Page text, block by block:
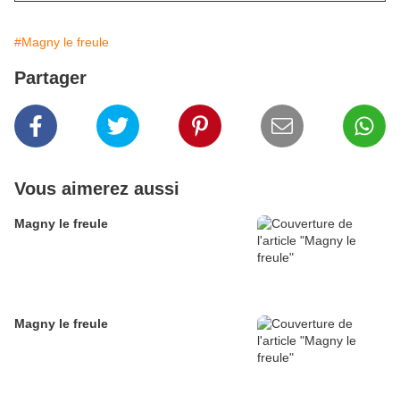
#Magny le freule
Partager
Vous aimerez aussi
Magny le freule
Magny le freule